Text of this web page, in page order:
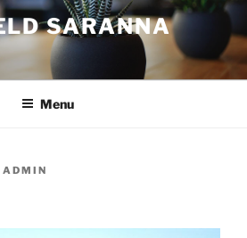
SARANNA
Menu
ADMIN